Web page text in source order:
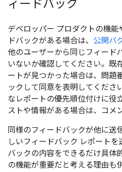
ィードバック
デベロッパー プロダクトの機能
ドバックがある場合は、 公開バ
他のユーザーから同じフィード
いないか確認してください。既
ートが見つかった場合は、問題
ックして同意を表明してくださ
なレポートの優先順位付けに役
ストや情報がある場合は、コメ
同様のフィードバックが他に送
しいフィードバック レポートを
バックの内容をできるだけ具体
の機能が重要だと考える理由も